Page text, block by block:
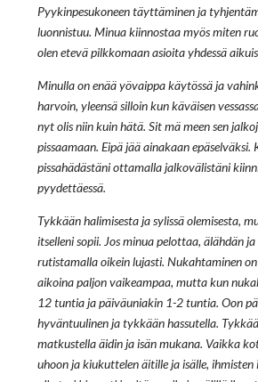
Pyykinpesukoneen täyttäminen ja
luonnistuu. Minua kiinnostaa myös miten
olen etevä pilkkomaan asioita yhdessä
Minulla on enää yövaippa käytössä ja
harvoin, yleensä silloin kun käväisen
nyt olis niin kuin hätä. Sit mä meen sen
pissaamaan. Eipä jää ainakaan epäselväksi.
pissahädästäni ottamalla jalkovälistäni
pyydettäessä.
Tykkään halimisesta ja sylissä olemisesta,
itselleni sopii. Jos minua pelottaa, älähdän
rutistamalla oikein lujasti. Nukahtaminen
aikoina paljon vaikeampaa, mutta kun
12 tuntia ja päiväuniakin 1-2 tuntia. Oon
hyväntuulinen ja tykkään hassutella.
matkustella äidin ja isän mukana. Vaikka
uhoon ja kiukuttelen äitille ja isälle,